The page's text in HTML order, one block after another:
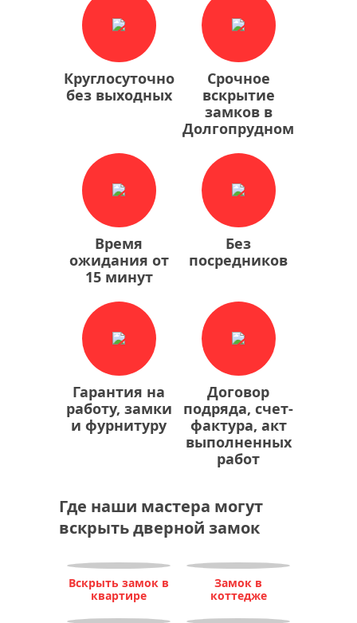
Круглосуточно
без выходных
Срочное
вскрытие
замков в
Долгопрудном
Время
ожидания от
15 минут
Без
посредников
Гарантия на
работу, замки
и фурнитуру
Договор
подряда, счет-
фактура, акт
выполненных
работ
Где наши мастера могут
вскрыть дверной замок
Вскрыть замок в
квартире
Замок в
коттедже